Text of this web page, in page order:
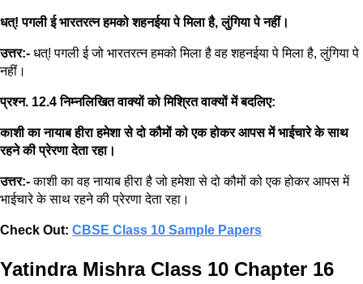
धत्! पगली ई भारतरत्न हमको शहनईया पे मिला है, लुंगिया पे नहीं।
उत्तर:- धत्! पगली ई जो भारतरत्न हमको मिला है वह शहनईया पे मिला है, लुंगिया पे
नहीं।
प्रश्न. 12.4 निम्नलिखित वाक्यों को मिश्रित वाक्यों में बदलिए:
काशी का नायाब हीरा हमेशा से दो कौमों को एक होकर आपस में भाईचारे के साथ
रहने की प्रेरणा देता रहा।
उत्तर:-काशी का वह नायाब हीरा है जो हमेशा से दो कौमों को एक होकर आपस में
भाईचारे के साथ रहने की प्रेरणा देता रहा।
Check Out: CBSE Class 10 Sample Papers
Yatindra Mishra Class 10 Chapter 16